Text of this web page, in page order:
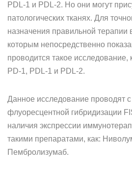
PDL-1 и PDL-2. Но они могут
патологических тканях. Для
назначения правильной терапии
которым непосредственно
проводится такое исследование,
PD-1, PDL-1 и PDL-2.
Данное исследование проводят
флуоресцентной гибридизации
наличия экспрессии
такими препаратами, как:
Пембролизумаб.